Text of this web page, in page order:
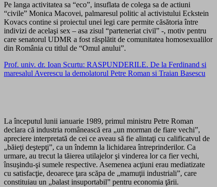
Pe langa activitatea sa “eco”, insuflata de colega sa de actiuni
“civile” Monica Macovei, palmaresul politic al activistului Eckstein
Kovacs contine si proiectul unei legi care permite căsătoria între
indivizi de acelaşi sex – asa zisul “parteneriat civil” -, motiv pentru
care senatorul UDMR a fost răsplătit de comunitatea homosexualilor
din România cu titlul de “Omul anului”.
Prof. univ. dr. Ioan Scurtu: RASPUNDERILE. De la Ferdinand si
maresalul Averescu la demolatorul Petre Roman si Traian Basescu
La începutul lunii ianuarie 1989, primul ministru Petre Roman
declara că industria românească era „un morman de fiare vechi”,
apreciere interpretată de cei ce aveau să fie alintaţi cu calificatvul de
„băieţi deştepţi”, ca un îndemn la lichidarea întreprinderilor. Ca
urmare, au trecut la tăierea utilajelor şi vinderea lor ca fier vechi,
însuşindu-şi sumele respective. Asemenea acţiuni erau mediatizate
cu satisfacţie, deoarece ţara scăpa de „mamuţii industriali”, care
constituiau un „balast insuportabil” pentru economia ţării.